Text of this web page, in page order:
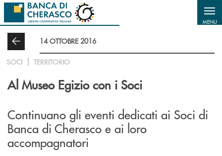
Salta al contenuto principale
MENU
14 OTTOBRE 2016
SOCI TERRITORIO
Al Museo Egizio con i Soci
Continuano gli eventi dedicati ai Soci di
Banca di Cherasco e ai loro
accompagnatori